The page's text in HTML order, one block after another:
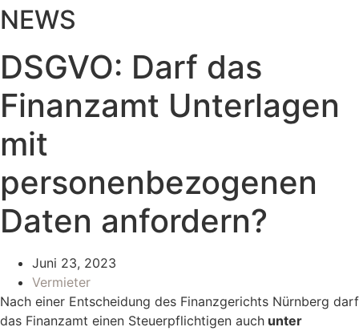
NEWS
DSGVO: Darf das
Finanzamt Unterlagen
mit
personenbezogenen
Daten anfordern?
Juni 23, 2023
Vermieter
Nach einer Entscheidung des Finanzgerichts Nürnberg darf
das Finanzamt einen Steuerpflichtigen auch unter